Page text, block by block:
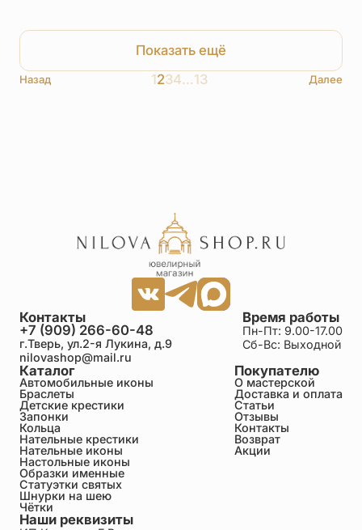
Показать ещё
Назад 1234…13 Далее
Каталог
Автомобильные иконы
Браслеты
Детские крестики
Запонки
Кольца
Нательные крестики
Нательные иконы
Настольные иконы
Образки именные
Статуэтки святых
Шнурки на шею
Чётки
Покупателю
О мастерской
Доставка и оплата
Статьи
Отзывы
Контакты
Возврат
Акции
Время работы
Пн-Пт: 9.00-17.00
Сб-Вс: Выходной
Контакты
+7 (909) 266-60-48
г.Тверь, ул.2-я Лукина, д.9
nilovashop@mail.ru
Наши реквизиты